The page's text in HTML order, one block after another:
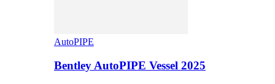
AutoPIPE
Bentley AutoPIPE Vessel 2025